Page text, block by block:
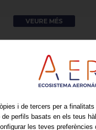
VEURE MÉS
i de tercers per a
de perfils basats en els teus
les teves preferències